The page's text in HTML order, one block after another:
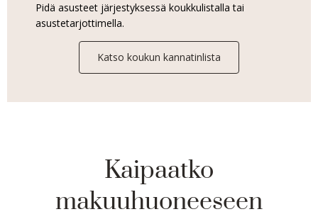
Pidä asusteet järjestyksessä koukkulistalla tai
asustetarjottimella.
Katso koukun kannatinlista
Kaipaatko
makuuhuoneeseen